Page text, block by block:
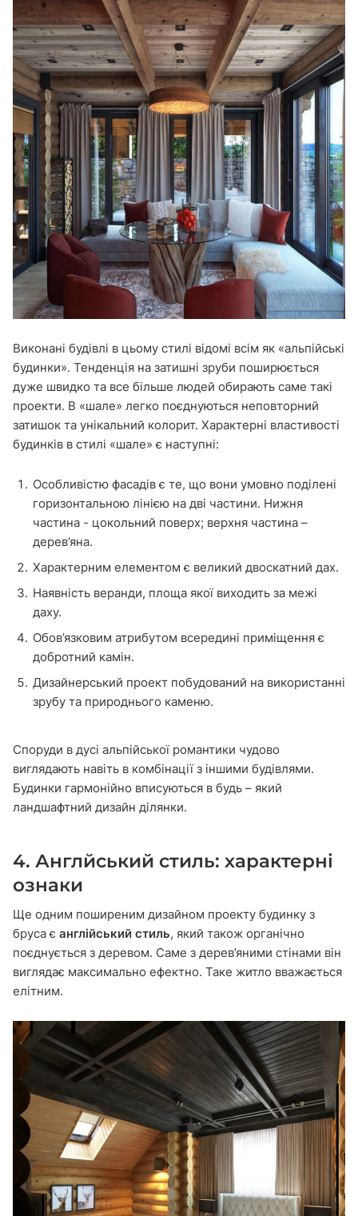
Виконані будівлі в цьому стилі відомі всім як «альпійські
будинки». Тенденція на затишні зруби поширюється
дуже швидко та все більше людей обирають саме такі
проекти. В «шале» легко поєднуються неповторний
затишок та унікальний колорит. Характерні властивості
будинків в стилі «шале» є наступні:
Особливістю фасадів є те, що вони умовно поділені
горизонтальною лінією на дві частини. Нижня
частина - цокольний поверх; верхня частина –
дерев’яна.
Характерним елементом є великий двоскатний дах.
Наявність веранди, площа якої виходить за межі
даху.
Обов’язковим атрибутом всередині приміщення є
добротний камін.
Дизайнерський проект побудований на використанні
зрубу та природнього каменю.
Споруди в дусі альпійської романтики чудово
виглядають навіть в комбінації з іншими будівлями.
Будинки гармонійно вписуються в будь – який
ландшафтний дизайн ділянки.
4. Англйський стиль: характерні
ознаки
Ще одним поширеним дизайном проекту будинку з
бруса є англійський стиль, який також органічно
поєднується з деревом. Саме з дерев’яними стінами він
виглядає максимально ефектно. Таке житло вважається
елітним.